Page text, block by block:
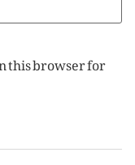
this browser for